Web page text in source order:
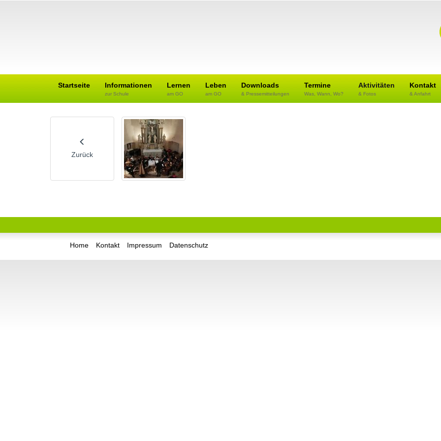
Startseite Informationen
zur Schule
Lernen
am GO
Leben
am GO
Downloads
& Pressemitteilungen
Termine
Was, Wann, Wo?
Aktivitäten
& Fotos
Kontakt
& Anfahrt
Zurück
Home Kontakt Impressum Datenschutz